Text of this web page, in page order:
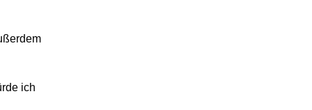
ich